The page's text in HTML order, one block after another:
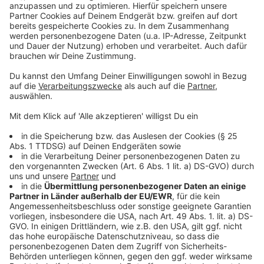
Weitere Infos und Links zum Thema:
Anzeige
Verbraucherstimmung sinkt weiter – Abschwung
schwächt sich aber ab
Die Umsatztreiber des Onlinehandels
Rückblick: Düsseldorfer wollen lokalen
Einzelhandel unterstützen
Anzeige
Anzeige